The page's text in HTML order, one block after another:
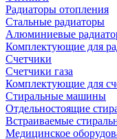
Радиаторы отопления
Стальные радиаторы
Алюминиевые
Комплектующие для
Счетчики
Счетчики газа
Комплектующие для
Стиральные машины
Отдельностоящие
Встраиваемые
Медицинское